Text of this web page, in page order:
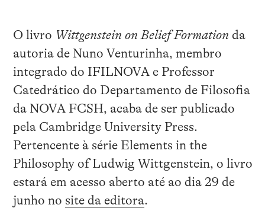
O livro Wittgenstein on Belief Formation da
autoria de Nuno Venturinha, membro
integrado do IFILNOVA e Professor
Catedrático do Departamento de Filosofia
da NOVA FCSH, acaba de ser publicado
pela Cambridge University Press.
Pertencente à série Elements in the
Philosophy of Ludwig Wittgenstein, o livro
estará em acesso aberto até ao dia 29 de
junho no site da editora.